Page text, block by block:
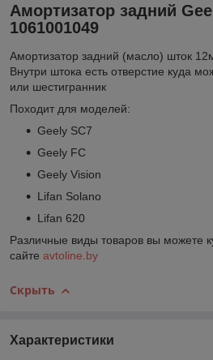
Амортизатор задний
1061001049
Амортизатор задний (масло) шток
Внутри штока есть отверстие куда
или шестигранник
Походит для моделей:
Geely SC7
Geely FC
Geely Vision
Lifan Solano
Lifan 620
Различные виды товаров вы можете
сайте avtoline.by
Скрыть
Характеристики